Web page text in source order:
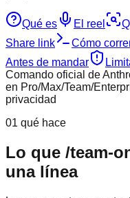
Qué es El reel
Share link
Cómo
Antes de mandar
Comando oficial de
en Pro/Max/Team/
privacidad
01 qué hace
Lo que /team-
una línea